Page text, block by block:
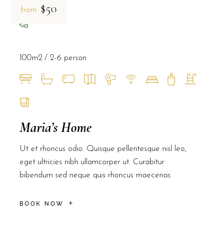
from $50
Maria’s Home
Ut et rhoncus odio. Quisque pellentesque nisl leo,
eget ultricies nibh ullamcorper ut. Curabitur
bibendum sed neque quis rhoncus maecenas
BOOK NOW
100m2 2-6 person